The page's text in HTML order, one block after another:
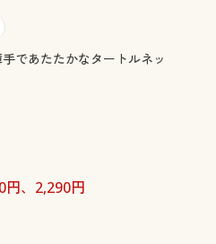
であたたかなタートルネッ
円、2,290円